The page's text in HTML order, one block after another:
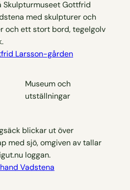
Larsson-gården
Museum och
utställningar
Vadstena